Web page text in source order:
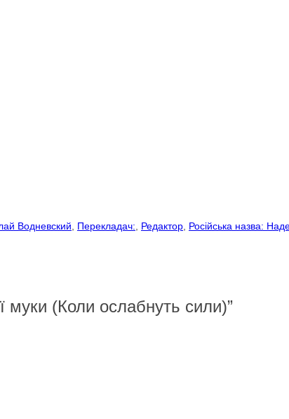
Водневский Перекладач: Редактор Російська назва:
муки (Коли ослабнуть сили)”